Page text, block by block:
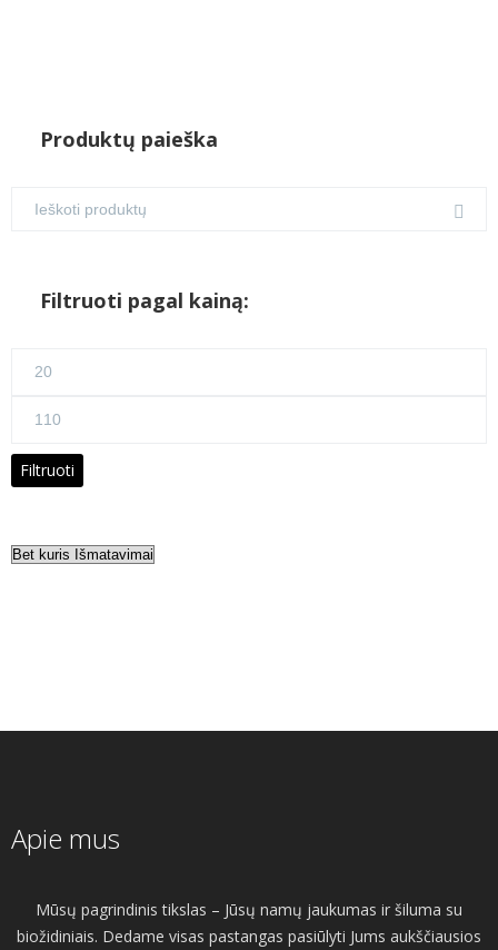
Produktų paieška
Filtruoti pagal kainą:
Maks
Filtruoti
Apie mus
Mūsų pagrindinis tikslas – Jūsų namų jaukumas ir šiluma su
biožidiniais. Dedame visas pastangas pasiūlyti Jums aukščiausios